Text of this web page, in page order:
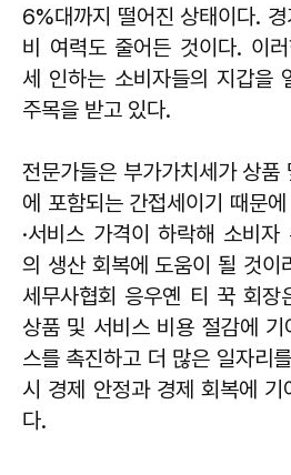
6%대까지 떨어진 상태이다.
비 여력도 줄어든 것이다. 이
세 인하는 소비자들의 지갑을
주목을 받고 있다.
전문가들은 부가가치세가 상품
에 포함되는 간접세이기 때문
·서비스 가격이 하락해 소비
의 생산 회복에 도움이 될 것이
세무사협회 응우옌 티 꾹 회장
상품 및 서비스 비용 절감에 기
스를 촉진하고 더 많은 일자리
시 경제 안정과 경제 회복에
다.